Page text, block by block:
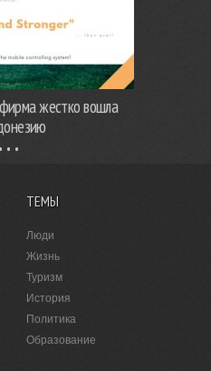
жестко вошла
ТЕМЫ
Люди
Жизнь
Туризм
История
Политика
Образование